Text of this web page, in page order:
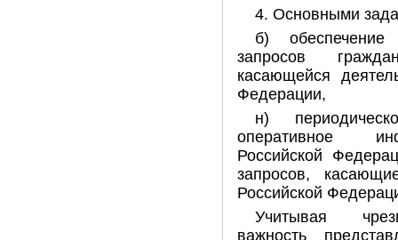
4. Основными
б) обеспечение
запросов
касающейся
Федерации,
н)
оперативное
Российской
запросов,
Российской
Учитывая
важность